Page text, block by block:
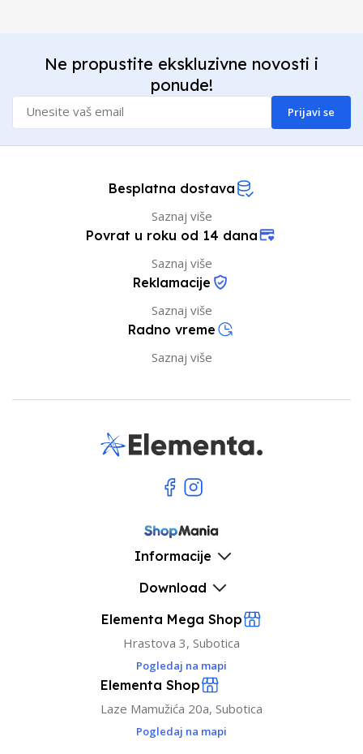
Ne propustite ekskluzivne novosti i
ponude!
Prijavi se
Besplatna dostava
Saznaj više
Povrat u roku od 14 dana
Saznaj više
Reklamacije
Saznaj više
Radno vreme
Saznaj više
Informacije
Download
Elementa Mega Shop
Hrastova 3, Subotica
Pogledaj na mapi
Elementa Shop
Laze Mamužića 20a, Subotica
Pogledaj na mapi